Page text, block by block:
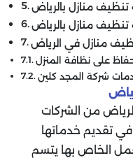
على نظافة المنزل
شركة المجد كلين
من الشركات
تقديم خدماتها
الخاص بها يتسم